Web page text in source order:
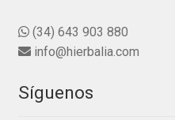
(34) 643 903 880
info@hierbalia.com
Síguenos